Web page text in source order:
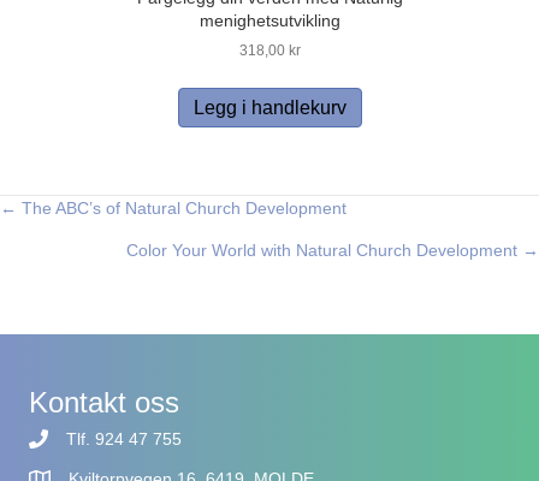
menighetsutvikling
318,00 kr
Legg i handlekurv
Posts
navigation
← The ABC’s of Natural Church Development
Color Your World with Natural Church Development →
Kontakt oss
Tlf. 924 47 755